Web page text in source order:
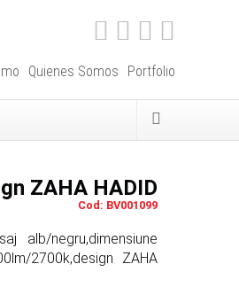
Quienes Somos Portfolio
ZAHA HADID
Cod: BV001099
alb/negru,dimensiune
2700k,design ZAHA